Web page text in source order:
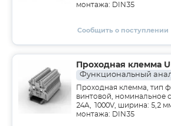
монтажа: DIN35
Сообщить о поступлении
Проходная клемма
Функциональный
Проходная клемма, тип
винтовой, номинальное
24A, 1000V, ширина: 5,2
монтажа: DIN35